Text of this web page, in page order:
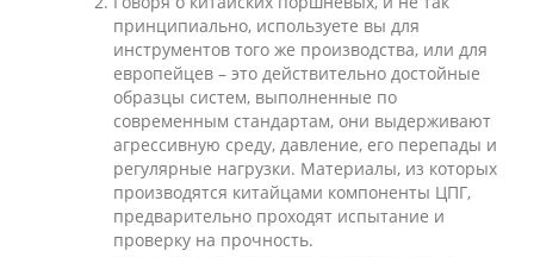
принципиально, используете вы для
инструментов того же производства, или для
европейцев – это действительно достойные
образцы систем, выполненные по
современным стандартам, они выдерживают
агрессивную среду, давление, его перепады и
регулярные нагрузки. Материалы, из которых
производятся китайцами компоненты ЦПГ,
предварительно проходят испытание и
проверку на прочность.